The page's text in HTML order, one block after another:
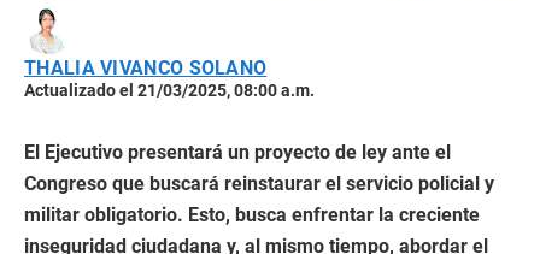
THALIA VIVANCO SOLANO
Actualizado el 21/03/2025, 08:00 a.m.
El Ejecutivo presentará un proyecto de ley ante el
Congreso que buscará reinstaurar el servicio policial y
militar obligatorio. Esto, busca enfrentar la creciente
inseguridad ciudadana y, al mismo tiempo, abordar el